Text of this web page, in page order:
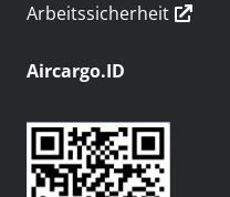
Arbeitssicherheit
Aircargo.ID